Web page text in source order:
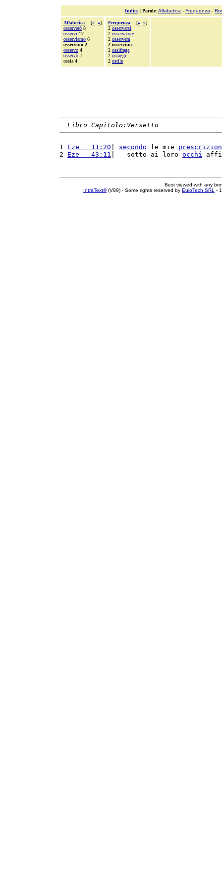
Indice| Parole: Alfabetica - Frequenza -
Alfabetica [« »]
osserverò 8
osservi 17
osserviamo 6
osservino 2
osservo 4
osservò 7
ossia 4
Frequenza [« »]
2 osservarsi
2 osservatore
2 osserverà
2 osservino
2 ossifraga
2 ostaggi
2 ostile
Libro Capitolo:Versetto
1 Eze   11:20 secondo le mie
2 Eze   43:11 |   sotto ai loro occhi
Best viewed with any
IntraText®(V89) - Some rights reserved by EuloTech SRL -